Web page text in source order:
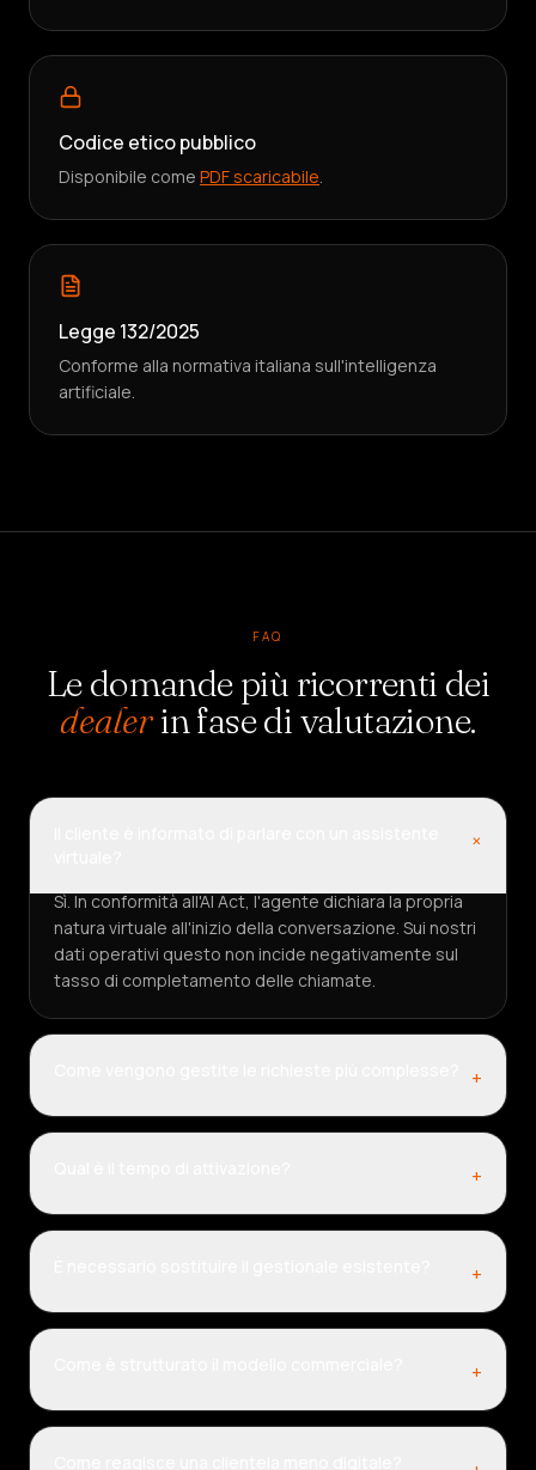
Codice etico pubblico
Disponibile come PDF scaricabile
Legge 132/2025
Conforme alla normativa italiana sull'intelligenza
artificiale.
FAQ
Le domande più ricorrenti dei
dealerin fase di valutazione.
+
Sì. In conformità all'AI Act, l'agente dichiara la propria
natura virtuale all'inizio della conversazione. Sui nostri
dati operativi questo non incide negativamente sul
tasso di completamento delle chiamate.
+
+
+
+